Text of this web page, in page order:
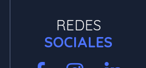
REDES
SOCIALES